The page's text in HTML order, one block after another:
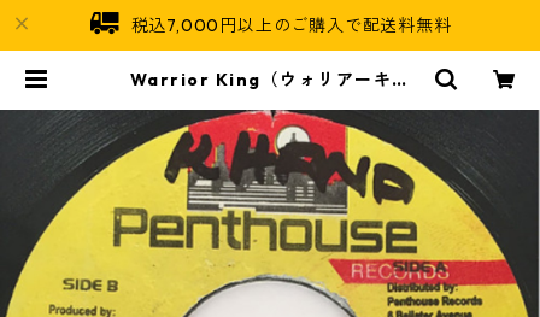
税込7,000円以上のご購入で配送料無料
Warrior King（ウォリアーキン
【7'】 | Jamaican Soul